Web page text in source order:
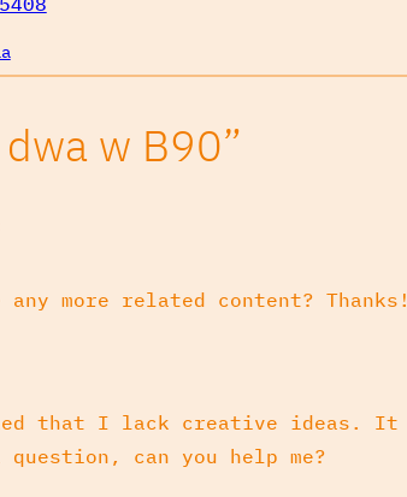
w B90”
more related content? Thanks!
that I lack creative ideas. It
can you help me?